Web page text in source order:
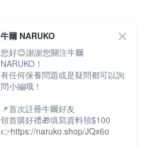
牛爾 NARUKO
您好😊謝謝您關注牛爾
NARUKO！
有任何保養問題或是疑問都可以詢
問小編哦！
📌首次註冊牛爾好友
領首購好禮🎁填寫資料領$100
👉https://naruko.shop/JQx6o